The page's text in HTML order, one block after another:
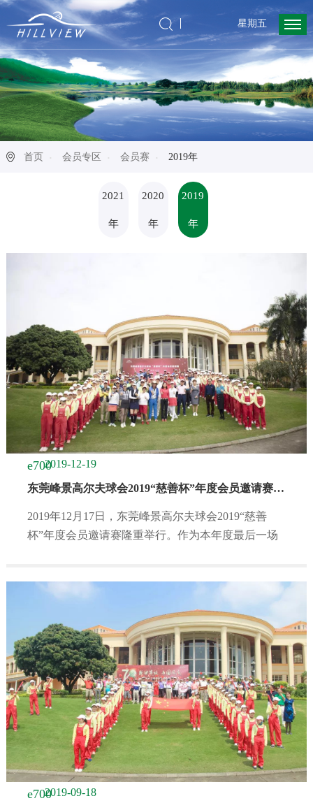
星期五
首页 会员专区 会员赛 2019年
2021
年
2020
年
2019
年
2019-12-19
东莞峰景高尔夫球会2019“慈善杯”年度会员邀请赛圆满落幕！
2019年12月17日，东莞峰景高尔夫球会2019“慈善
杯”年度会员邀请赛隆重举行。作为本年度最后一场
2019-09-18